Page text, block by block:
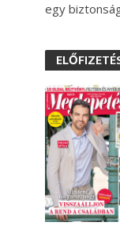
egy